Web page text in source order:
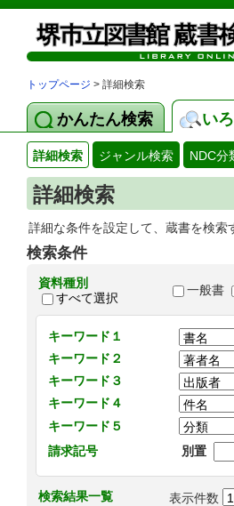
トップページ > 詳細検索
かんたん検索 い
詳細検索 ジャンル検索 NDC分
詳細検索
詳細な条件を設定して、蔵書を検索
検索条件
資料種別
すべて選択
一般書
キーワード１
キーワード２
キーワード３
キーワード４
キーワード５
請求記号
別置
検索結果一覧 表示件数